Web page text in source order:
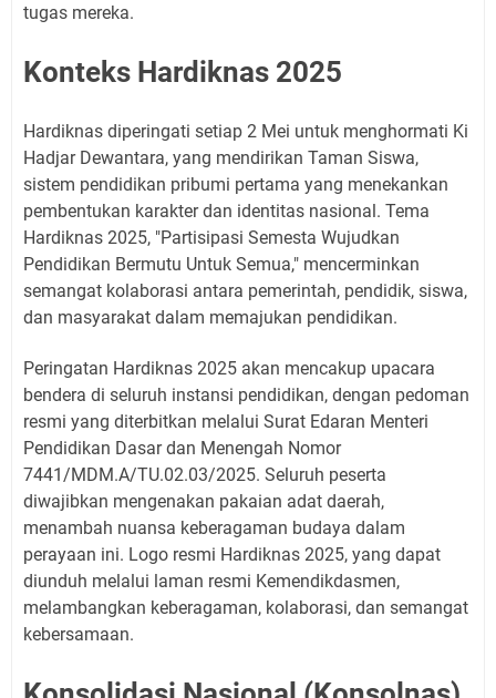
tugas mereka.
Konteks Hardiknas 2025
Hardiknas diperingati setiap 2 Mei untuk menghormati Ki
Hadjar Dewantara, yang mendirikan Taman Siswa,
sistem pendidikan pribumi pertama yang menekankan
pembentukan karakter dan identitas nasional. Tema
Hardiknas 2025, "Partisipasi Semesta Wujudkan
Pendidikan Bermutu Untuk Semua," mencerminkan
semangat kolaborasi antara pemerintah, pendidik, siswa,
dan masyarakat dalam memajukan pendidikan.
Peringatan Hardiknas 2025 akan mencakup upacara
bendera di seluruh instansi pendidikan, dengan pedoman
resmi yang diterbitkan melalui Surat Edaran Menteri
Pendidikan Dasar dan Menengah Nomor
7441/MDM.A/TU.02.03/2025. Seluruh peserta
diwajibkan mengenakan pakaian adat daerah,
menambah nuansa keberagaman budaya dalam
perayaan ini. Logo resmi Hardiknas 2025, yang dapat
diunduh melalui laman resmi Kemendikdasmen,
melambangkan keberagaman, kolaborasi, dan semangat
kebersamaan.